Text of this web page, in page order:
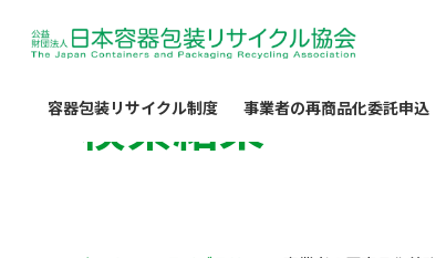
容器包装リサイクル制度 事業者の再商品化委託申込
検索結果